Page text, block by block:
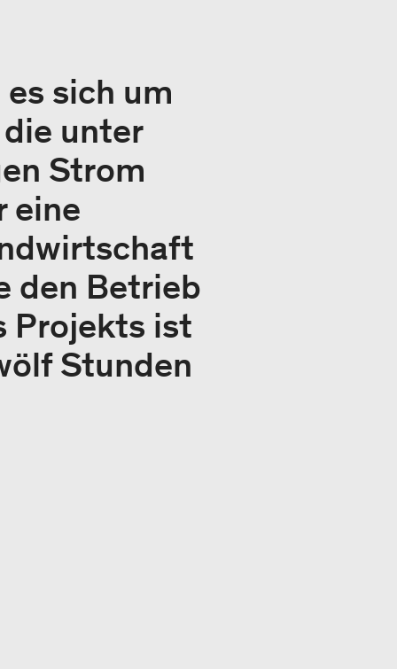
sich um
unter
Strom
eine
den Betrieb
Projekts ist
Stunden